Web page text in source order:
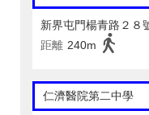
新界屯門楊青路２８
距離 240m
仁濟醫院第二中學